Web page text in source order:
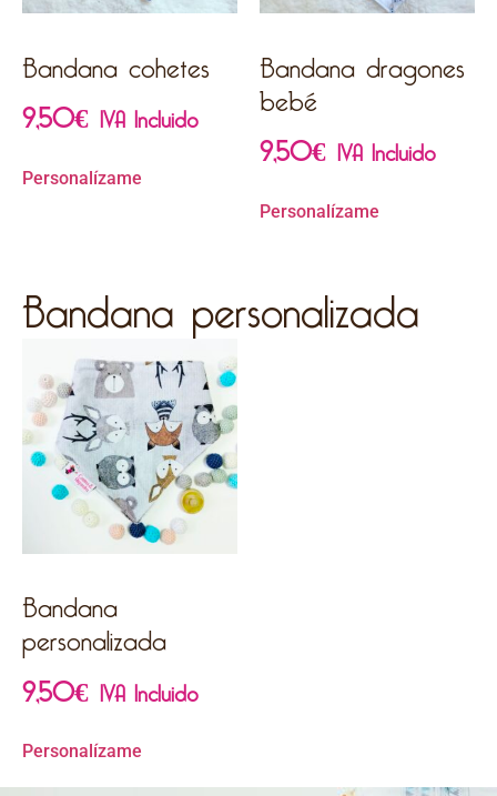
Bandana cohetes
9,50€ IVA Incluido
Personalízame
Bandana dragones
bebé
9,50€ IVA Incluido
Personalízame
Bandana personalizada
Bandana
personalizada
9,50€ IVA Incluido
Personalízame